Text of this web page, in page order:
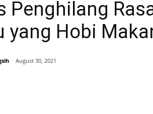
Penghilang
yang Hobi
August 30, 2021